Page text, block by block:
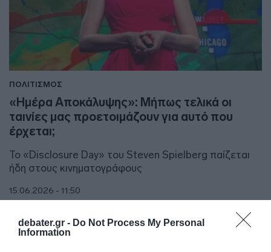
debater.gr - Do Not Process My Personal
Information
ΠΟΛΙΤΙΣΜΟΣ
«Ημέρα Αποκάλυψης»: Μήπως τελικά οι
ταινίες μας προετοιμάζουν για αυτό που
έρχεται;
To «Disclosure Day» του Steven Spielberg παίζεται
ήδη στους κινηματογράφους
15.06.2026 - 11:50